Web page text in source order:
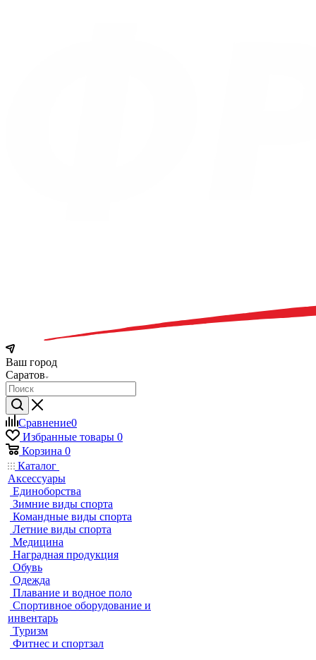
Ваш город
Саратов
Сравнение0
Избранные товары 0
Корзина 0
Каталог
Аксессуары
Единоборства
Зимние виды спорта
Командные виды спорта
Летние виды спорта
Медицина
Наградная продукция
Обувь
Одежда
Плавание и водное поло
Спортивное оборудование и
инвентарь
Туризм
Фитнес и спортзал